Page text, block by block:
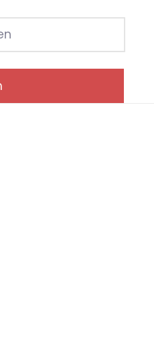
resultaten voor